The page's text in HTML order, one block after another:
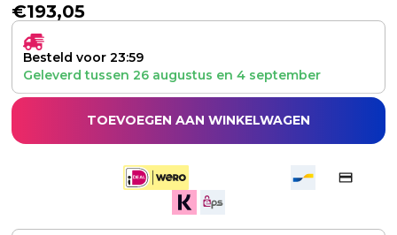
€193,05
Besteld voor 23:59
Geleverd tussen 26 augustus en 4 september
TOEVOEGEN AAN WINKELWAGEN